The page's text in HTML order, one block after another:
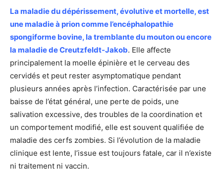
La maladie du dépérissement, évolutive et mortelle, est
une maladie à prion comme l’encéphalopathie
spongiforme bovine, la tremblante du mouton ou encore
la maladie de Creutzfeldt-Jakob. Elle affecte
principalement la moelle épinière et le cerveau des
cervidés et peut rester asymptomatique pendant
plusieurs années après l’infection. Caractérisée par une
baisse de l’état général, une perte de poids, une
salivation excessive, des troubles de la coordination et
un comportement modifié, elle est souvent qualifiée de
maladie des cerfs zombies. Si l’évolution de la maladie
clinique est lente, l’issue est toujours fatale, car il n’existe
ni traitement ni vaccin.